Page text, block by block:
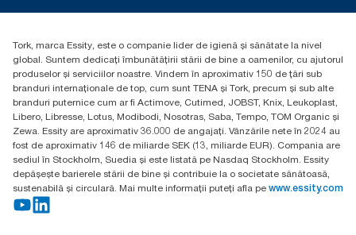
Essity Hungary Kft. Professional Hygiene
Budakeszi út 51.
Tork, marca Essity, este o companie lider de igienă și sănătate la nivel
global. Suntem dedicați îmbunătățirii stării de bine a oamenilor, cu ajutorul
produselor și serviciilor noastre. Vindem în aproximativ 150 de țări sub
branduri internaționale de top, cum sunt TENA și Tork, precum și sub alte
branduri puternice cum ar fi Actimove, Cutimed, JOBST, Knix, Leukoplast,
Libero, Libresse, Lotus, Modibodi, Nosotras, Saba, Tempo, TOM Organic și
Zewa. Essity are aproximativ 36.000 de angajați. Vânzările nete în 2024 au
fost de aproximativ 146 de miliarde SEK (13, miliarde EUR). Compania are
sediul în Stockholm, Suedia și este listată pe Nasdaq Stockholm. Essity
depășește barierele stării de bine și contribuie la o societate sănătoasă,
sustenabilă și circulară. Mai multe informații puteți afla pe www.essity.com